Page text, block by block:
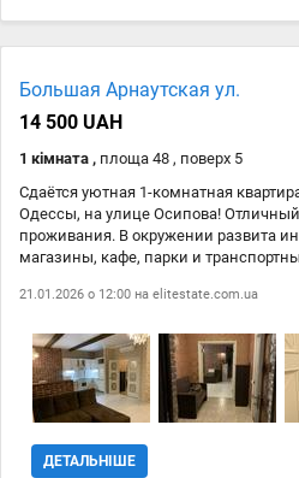
Большая Арнаутская ул.
14 500 UAH
1 кімната , площа 48 , поверх 5
Сдаётся уютная 1-комнатная
Одессы, на улице Осипова!
проживания. В окружении развита
магазины, кафе, парки и
студию. Квартира полностью
кондиционер, бойлер,
14500 грн в месяц. Звоните для
дополнительной информации.
21.01.2026 о 12:00 на elitestate.com.ua
ДЕТАЛЬНІШЕ